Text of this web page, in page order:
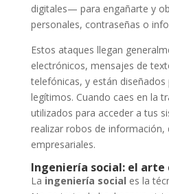
digitales— para engañarte y
personales, contraseñas o
Estos ataques llegan
electrónicos, mensajes de
telefónicas, y están diseñados
legítimos. Cuando caes en la
utilizados para acceder a tus
realizar robos de información,
empresariales.
Ingeniería social: el
La ingeniería social es la